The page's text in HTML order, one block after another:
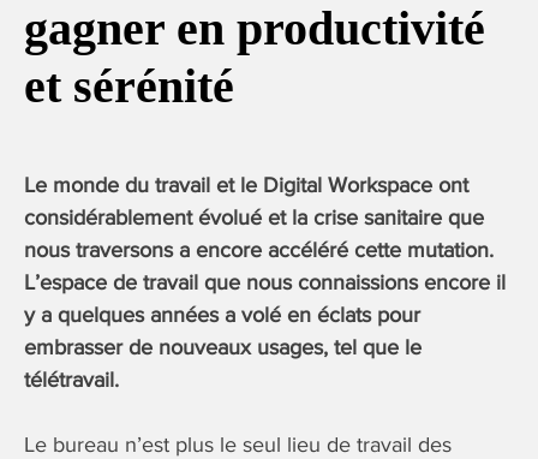
gagner en productivité
et sérénité
Le monde du travail et le Digital Workspace ont
considérablement évolué et la crise sanitaire que
nous traversons a encore accéléré cette mutation.
L’espace de travail que nous connaissions encore il
y a quelques années a volé en éclats pour
embrasser de nouveaux usages, tel que le
télétravail.
Le bureau n’est plus le seul lieu de travail des